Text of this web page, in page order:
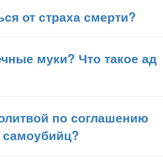
от страха смерти?
муки? Что такое ад
по соглашению
самоубийц?